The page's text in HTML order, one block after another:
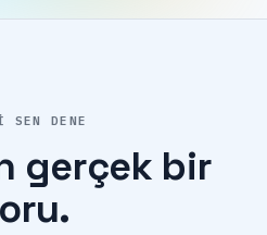
SEN DENE
gerçek bir